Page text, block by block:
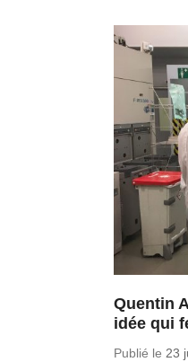
Quentin
idée qui
Publié le23